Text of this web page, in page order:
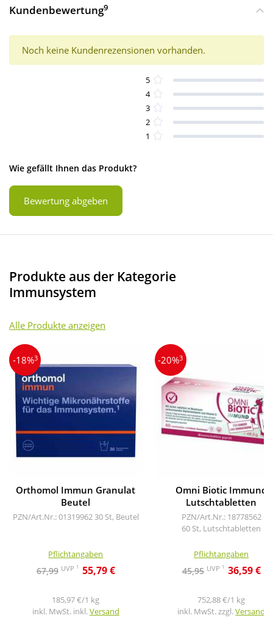
Kundenbewertung9
Noch keine Kundenrezensionen vorhanden.
5
4
3
2
1
Wie gefällt Ihnen das Produkt?
Bewertung abgeben
Produkte aus der Kategorie
Immunsystem
Alle Produkte anzeigen
-18%3
Orthomol Immun Granulat
Beutel
PZN/Art.Nr.: 01319962 30 St, Beutel
Pflichtangaben
67,99 UVP 1 55,79 €
185,97 €/1 kg
inkl. MwSt. inkl.Versand
-20%3
Omni Biotic Immund
Lutschtabletten
PZN/Art.Nr.: 18778562
60 St, Lutschtabletten
Pflichtangaben
45,95 UVP 1 36,59 €
752,88 €/1 kg
inkl. MwSt. zzgl.Versand